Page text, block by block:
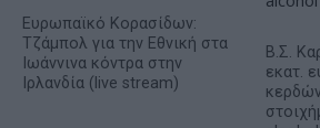
Ευρωπαϊκό Κορασίδων:
Τζάμπολ για την Εθνική στα
Ιωάννινα κόντρα στην
Ιρλανδία (live stream)
Β.Σ.
εκατ.